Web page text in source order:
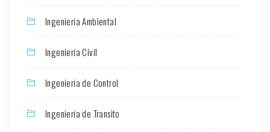
Ingeniería Ambiental
Ingeniería Civil
Ingeniería de Control
Ingeniería de Transito